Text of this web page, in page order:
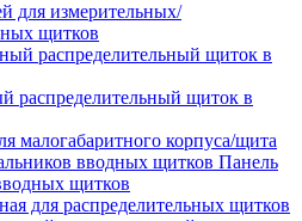
для измерительных/
щитков
распределительный щиток в
малогабаритного корпуса/щита
Панель
щитков
для распределительных щитков